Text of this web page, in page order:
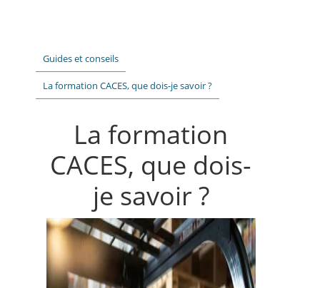
Guides et conseils
La formation CACES, que dois-je savoir ?
La formation
CACES, que dois-
je savoir ?